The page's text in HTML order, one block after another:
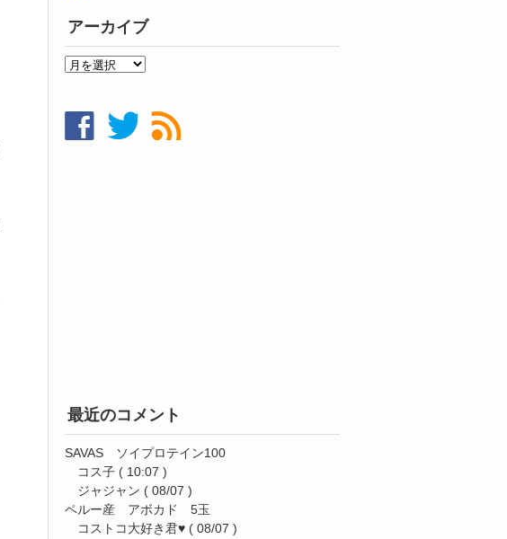
アーカイブ
ア
ブ
最近のコメント
SAVAS ソイプロテイン100
コス子 ( 10:07 )
ジャジャン ( 08/07 )
ペルー産 アボカド 5玉
コストコ大好き君♥️ ( 08/07 )